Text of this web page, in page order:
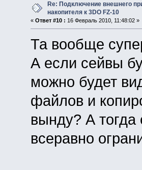
Re: Подключение внешнего
накопителя к 3DO FZ-10
«Ответ #10 : 16 Февраль 2010, 11:48:02 »
Та вообще
А если сейвы
можно будет
файлов и
вынду? А
всеравно